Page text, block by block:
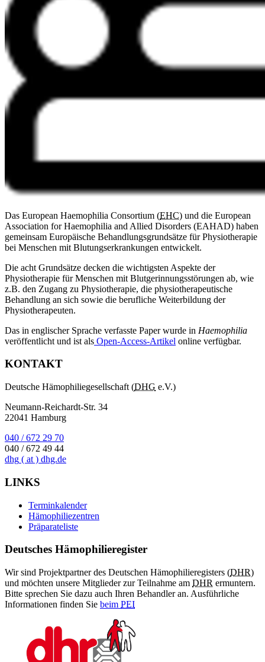
Das European Haemophilia Consortium (EHC) und die European
Association for Haemophilia and Allied Disorders (EAHAD) haben
gemeinsam Europäische Behandlungsgrundsätze für Physiotherapie
bei Menschen mit Blutungserkrankungen entwickelt.
Die acht Grundsätze decken die wichtigsten Aspekte der
Physiotherapie für Menschen mit Blutgerinnungsstörungen ab, wie
z.B. den Zugang zu Physiotherapie, die physiotherapeutische
Behandlung an sich sowie die berufliche Weiterbildung der
Physiotherapeuten.
Das in englischer Sprache verfasste Paper wurde in Haemophilia
veröffentlicht und ist als Open-Access-Artikel online verfügbar.
KONTAKT
Deutsche Hämophiliegesellschaft (DHG e.V.)
Neumann-Reichardt-Str. 34
22041 Hamburg
040 / 672 29 70
040 / 672 49 44
dhg ( at ) dhg.de
LINKS
Terminkalender
Hämophiliezentren
Präparateliste
Deutsches Hämophilieregister
Wir sind Projektpartner des Deutschen Hämophilieregisters (DHR)
und möchten unsere Mitglieder zur Teilnahme am DHR ermuntern.
Bitte sprechen Sie dazu auch Ihren Behandler an. Ausführliche
Informationen finden Sie beim PEI